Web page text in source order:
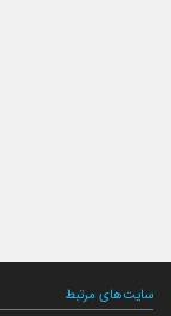
سایت‌های مرتبط